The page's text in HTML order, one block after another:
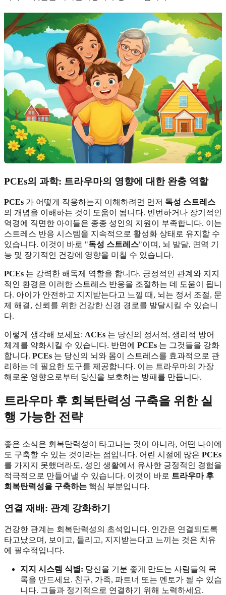
PCEs의 과학: 트라우마의 영향에 대한 완충 역할
PCEs 가 어떻게 작용하는지 이해하려면 먼저 독성 스트레스
의 개념을 이해하는 것이 도움이 됩니다. 빈번하거나 장기적인
역경에 직면한 아이들은 종종 성인의 지원이 부족합니다. 이는
스트레스 반응 시스템을 지속적으로 활성화 상태로 유지할 수
있습니다. 이것이 바로 "독성 스트레스"이며, 뇌 발달, 면역 기
능 및 장기적인 건강에 영향을 미칠 수 있습니다.
PCEs 는 강력한 해독제 역할을 합니다. 긍정적인 관계와 지지
적인 환경은 이러한 스트레스 반응을 조절하는 데 도움이 됩니
다. 아이가 안전하고 지지받는다고 느낄 때, 뇌는 정서 조절, 문
제 해결, 신뢰를 위한 건강한 신경 경로를 발달시킬 수 있습니
다.
이렇게 생각해 보세요: ACEs 는 당신의 정서적, 생리적 방어
체계를 약화시킬 수 있습니다. 반면에 PCEs 는 그것들을 강화
합니다. PCEs 는 당신의 뇌와 몸이 스트레스를 효과적으로 관
리하는 데 필요한 도구를 제공합니다. 이는 트라우마의 가장
해로운 영향으로부터 당신을 보호하는 방패를 만듭니다.
트라우마 후 회복탄력성 구축을 위한 실
행 가능한 전략
좋은 소식은 회복탄력성이 타고나는 것이 아니라, 어떤 나이에
도 구축할 수 있는 것이라는 점입니다. 어린 시절에 많은 PCEs
를 가지지 못했더라도, 성인 생활에서 유사한 긍정적인 경험을
적극적으로 만들어낼 수 있습니다. 이것이 바로 트라우마 후
회복탄력성을 구축하는 핵심 부분입니다.
연결 재배: 관계 강화하기
건강한 관계는 회복탄력성의 초석입니다. 인간은 연결되도록
타고났으며, 보이고, 들리고, 지지받는다고 느끼는 것은 치유
에 필수적입니다.
지지 시스템 식별: 당신을 기분 좋게 만드는 사람들의 목
록을 만드세요. 친구, 가족, 파트너 또는 멘토가 될 수 있습
니다. 그들과 정기적으로 연결하기 위해 노력하세요.